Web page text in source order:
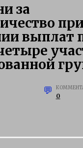
за
при
выплат
0